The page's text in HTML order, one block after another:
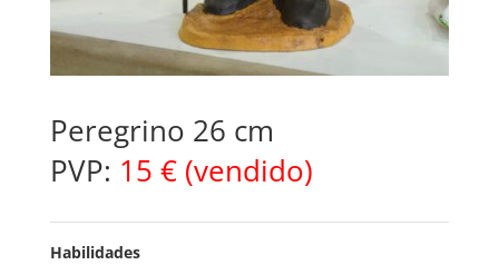
Peregrino 26 cm
PVP: 15 € (vendido)
Habilidades